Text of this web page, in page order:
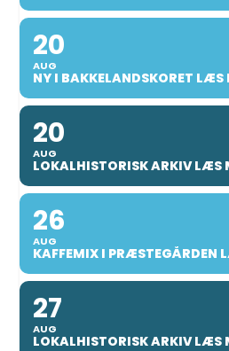
20
AUG
NY I BAKKELANDSKORET LÆS
20
AUG
LOKALHISTORISK ARKIV LÆS
26
AUG
KAFFEMIX I PRÆSTEGÅRDEN
27
AUG
LOKALHISTORISK ARKIV LÆS